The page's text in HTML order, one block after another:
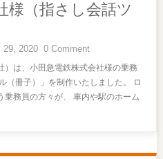
様（指さし会話ツ
29, 2020 0 Comment
は、小田急電鉄株式会社様の乗務
（冊子）」を制作いたしました。 ロ
乗務員の方々が、 車内や駅のホーム